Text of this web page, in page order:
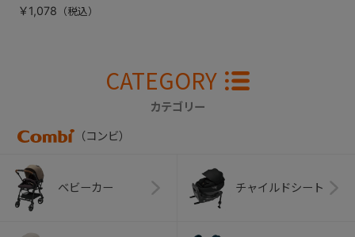
￥1,078
CATEGORY
カテゴリー
（コンビ）
ベビーカー チャイルドシート